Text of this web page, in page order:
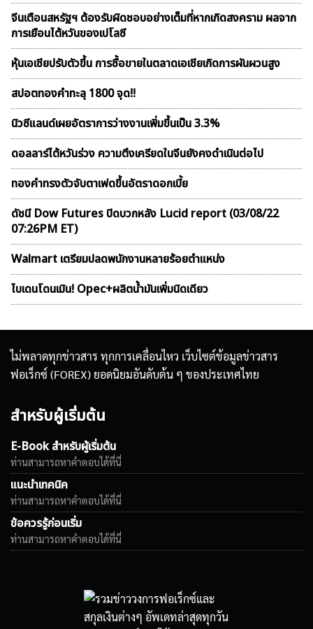
จีนเตือนสหรัฐฯ ต้องรับผิดชอบอย่างเต็มที่หากเกิดสงคราม ผลจาก
การเยือนไต้หวันของเปโลซี
หุ้นเอเชียปรับตัวขึ้น การซื้อขายในตลาดเอเชียเกิดการผันผวนสูง
สปอตทองคำทะลุ 1800 จุด!!
นิวซีแลนด์เผยอัตราการว่างงานเพิ่มขึ้นเป็น 3.3%
ดอลลาร์ไต้หวันร่วง ความตึงเครียดในจีนยังคงดำเนินต่อไป
ทองคำทรงตัวจับตาเฟดขึ้นอัตราดอกเบี้ย
ดัชนี Dow Futures ปิดบวกหลัง Lucid report (03/08/22
07:26PM ET)
Walmart เตรียมปลดพนักงานหลายร้อยตำแหน่ง
ไบเดนโดนเมิน! Opec+ผลิตน้ำมันเพิ่มนิดเดียว
ไม่พลาดทุกข่าวสาร ทุกการเคลื่อนไหว เว็บไซต์ข้อมูลข่าวสาร
ฟอเร็กซ์ (FOREX) ยอดนิยมอันดับต้น ๆ ของประเทศไทย
สำหรับผู้เริ่มต้น
E-Book สำหรับผู้เริ่มต้น
ท่านสามารถหาคำตอบได้ที่นี่
แนะนำเทคนิค
ท่านสามารถหาคำตอบได้ที่นี่
ข้อควรรู้ก่อนเริ่ม
ท่านสามารถหาคำตอบได้ที่นี่